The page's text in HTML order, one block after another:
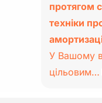
протягом
техніки
У Вашому
цільовим…